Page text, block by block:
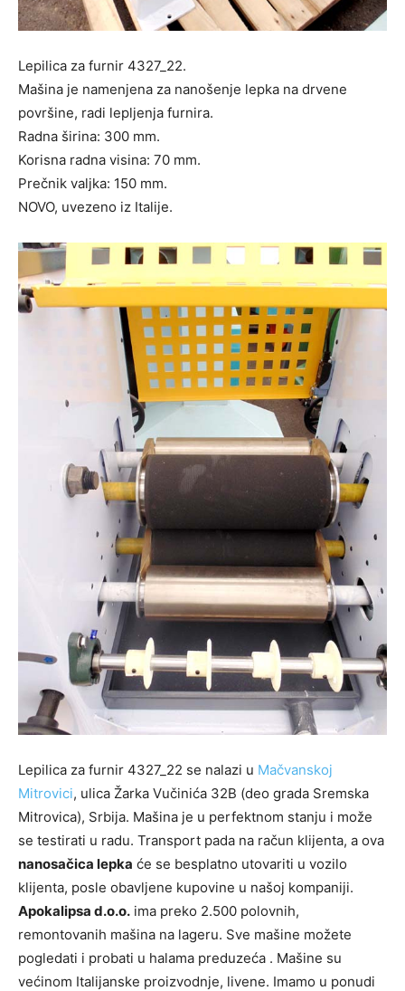
Lepilica za furnir 4327_22.
Mašina je namenjena za nanošenje lepka na drvene
površine, radi lepljenja furnira.
Radna širina: 300 mm.
Korisna radna visina: 70 mm.
Prečnik valjka: 150 mm.
NOVO, uvezeno iz Italije.
Lepilica za furnir 4327_22 se nalazi u Mačvanskoj
Mitrovici, ulica Žarka Vučinića 32B (deo grada Sremska
Mitrovica), Srbija. Mašina je u perfektnom stanju i može
se testirati u radu. Transport pada na račun klijenta, a ova
nanosačica lepka će se besplatno utovariti u vozilo
klijenta, posle obavljene kupovine u našoj kompaniji.
Apokalipsa d.o.o. ima preko 2.500 polovnih,
remontovanih mašina na lageru. Sve mašine možete
pogledati i probati u halama preduzeća . Mašine su
većinom Italijanske proizvodnje, livene. Imamo u ponudi